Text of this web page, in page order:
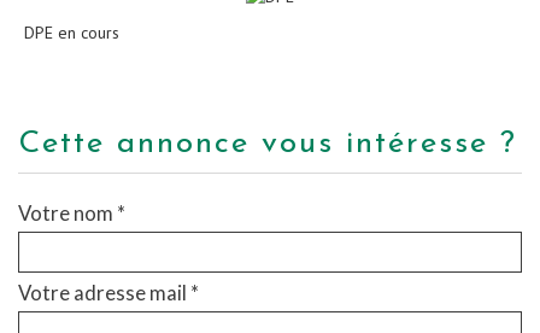
DPE en cours
cette annonce vous intéresse ?
Votre nom *
Votre adresse mail *